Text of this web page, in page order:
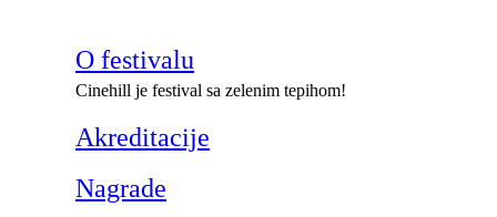
O festivalu
Cinehill je festival sa zelenim tepihom!
Akreditacije
Nagrade